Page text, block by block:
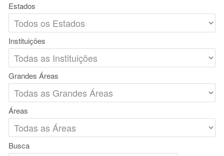
Estados
Instituições
Grandes Áreas
Áreas
Busca